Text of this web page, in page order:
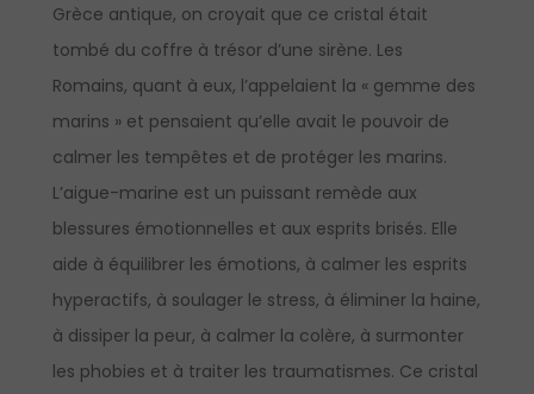
Grèce antique, on croyait que ce cristal était
tombé du coffre à trésor d’une sirène. Les
Romains, quant à eux, l’appelaient la « gemme des
marins » et pensaient qu’elle avait le pouvoir de
calmer les tempêtes et de protéger les marins.
L’aigue-marine est un puissant remède aux
blessures émotionnelles et aux esprits brisés. Elle
aide à équilibrer les émotions, à calmer les esprits
hyperactifs, à soulager le stress, à éliminer la haine,
à dissiper la peur, à calmer la colère, à surmonter
les phobies et à traiter les traumatismes. Ce cristal